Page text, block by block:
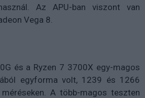
Az APU-ban viszont van
Vega 8.
és a Ryzen 7 3700X egy-magos
egyforma volt, 1239 és 1266
A több-magos teszten